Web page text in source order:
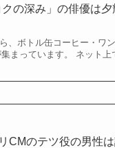
の深み」の俳優は
、ボトル缶コーヒー・ワ
まっています。 ネット
CMのテツ役の男性